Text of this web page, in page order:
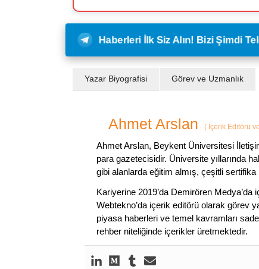
Haberleri İlk Siz Alın! Bizi Şimdi
Yazar Biyografisi Görev ve Uzmanlık
Ahmet Arslan ( İçerik Editörü
Ahmet Arslan, Beykent Üniversitesi
para gazetecisidir. Üniversite yıllarında
gibi alanlarda eğitim almış, çeşitli
Kariyerine 2019’da Demirören
Webtekno’da içerik editörü olarak görev
piyasa haberleri ve temel kavramları
rehber niteliğinde içerikler üretmektedir.